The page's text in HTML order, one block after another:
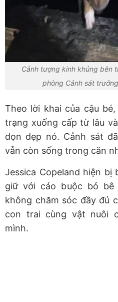
Cảnh tượng kinh khủng bên
phòng Cảnh sát
Theo lời khai của cậu
trạng xuống cấp từ lâu
dọn dẹp nó. Cảnh sát
vẫn còn sống trong căn
Jessica Copeland hiện bị
giữ với cáo buộc bỏ bê
không chăm sóc đầy đủ
con trai cùng vật nuôi
mình.